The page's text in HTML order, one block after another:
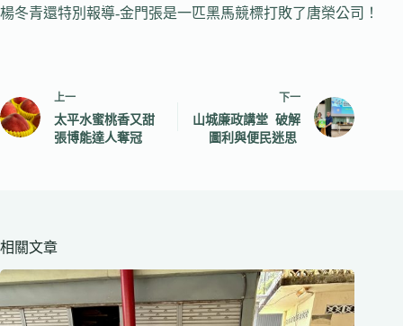
楊冬青還特別報導-金門張是一匹黑馬競標打敗了唐榮公司！
上一
太平水蜜桃香又甜
張博能達人奪冠
下一
山城廉政講堂 破解
圖利與便民迷思
相關文章